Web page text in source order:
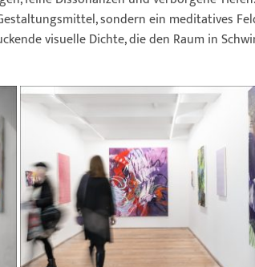
sondern ein meditatives
visuelle Dichte, die den Raum in